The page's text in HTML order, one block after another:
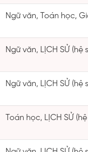
Ngữ văn, Toán học,
Ngữ văn, LỊCH SỬ (hệ
Ngữ văn, LỊCH SỬ (hệ
Toán học, LỊCH SỬ